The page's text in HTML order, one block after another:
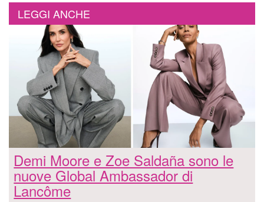
LEGGI ANCHE
Demi Moore e Zoe Saldaña sono le
nuove Global Ambassador di
Lancôme